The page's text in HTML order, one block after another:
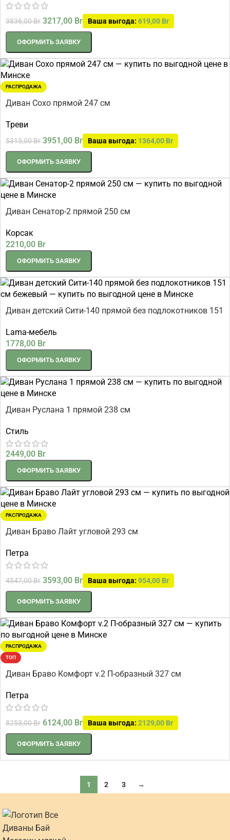
3836,00Br 3217,00 Br Ваша выгода: 619,00 Br
ОФОРМИТЬ ЗАЯВКУ
РАСПРОДАЖА
Диван Сохо прямой 247 см
Треви
5315,00Br 3951,00 Br Ваша выгода: 1364,00 Br
ОФОРМИТЬ ЗАЯВКУ
Диван Сенатор-2 прямой 250 см
Корсак
2210,00 Br
ОФОРМИТЬ ЗАЯВКУ
Диван детский Сити-140 прямой без подлокотников 151
Lama-мебель
1778,00 Br
ОФОРМИТЬ ЗАЯВКУ
Диван Руслана 1 прямой 238 см
Стиль
2449,00 Br
ОФОРМИТЬ ЗАЯВКУ
РАСПРОДАЖА
Диван Браво Лайт угловой 293 см
Петра
4547,00Br 3593,00 Br Ваша выгода: 954,00 Br
ОФОРМИТЬ ЗАЯВКУ
РАСПРОДАЖА
ТОП
Диван Браво Комфорт v.2 П-образный 327 см
Петра
8253,00Br 6124,00 Br Ваша выгода: 2129,00 Br
ОФОРМИТЬ ЗАЯВКУ
1 2 3 →